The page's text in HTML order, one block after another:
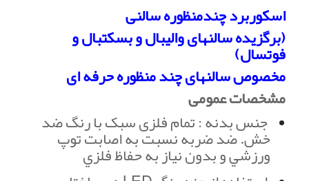
اسکوربرد چندمنظوره سالنی
(برگزیده سالنهای والیبال و بسکتبال و
فوتسال)
مخصوص سالنهای چند منظوره حرفه ای
مشخصات عمومی
جنس بدنه : تمام فلزی سبک با رنگ ضد
خش. ضد ضربه نسبت به اصابت توپ
ورزشي و بدون نياز به حفاظ فلزي